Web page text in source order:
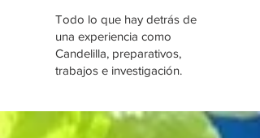
Todo lo que hay detrás de
una experiencia como
Candelilla, preparativos,
trabajos e investigación.